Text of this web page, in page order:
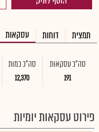
תמצית דוחות עסקאות
סה"כ עסקאות
191
סה"כ כמות
12,370
פירוט עסקאות יומיות